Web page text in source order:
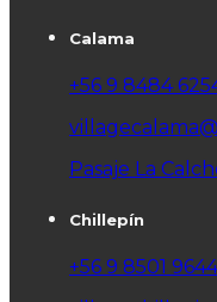
Calama
+56 9 8484
Pasaje La
Chillepín
+56 9 8501 9644